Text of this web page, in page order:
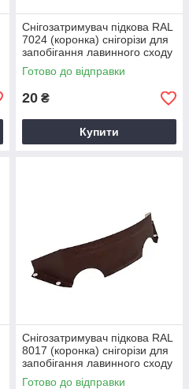
Снігозатримувач підкова RAL
7024 (коронка) снігорізи для
запобігання лавинного сходу
снігу з поверхні покрівлі
Готово до відправки
20 ₴
Купити
Снігозатримувач підкова RAL
8017 (коронка) снігорізи для
запобігання лавинного сходу
снігу з поверхні покрівлі
Готово до відправки